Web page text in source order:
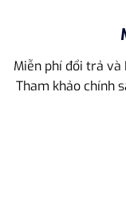
Miễn phí đổi trả và
Tham khảo chính